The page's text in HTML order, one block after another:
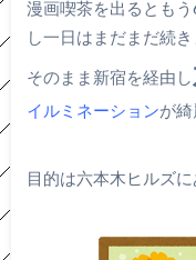
漫画喫茶を出るとも
し一日はまだまだ続き
そのまま新宿を経由し
イルミネーションが綺
目的は六本木ヒルズに